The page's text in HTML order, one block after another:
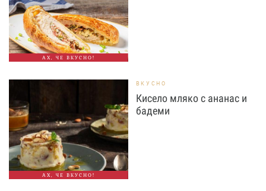
АХ, ЧЕ ВКУСНО!
АХ, ЧЕ ВКУСНО!
ВКУСНО
Кисело мляко с ананас и
бадеми